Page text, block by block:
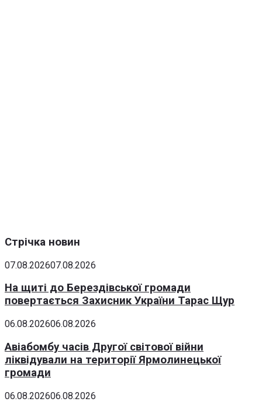
Стрічка новин
07.08.202607.08.2026
На щиті до Берездівської громади
повертається Захисник України Тарас Щур
06.08.202606.08.2026
Авіабомбу часів Другої світової війни
ліквідували на території Ярмолинецької
громади
06.08.202606.08.2026